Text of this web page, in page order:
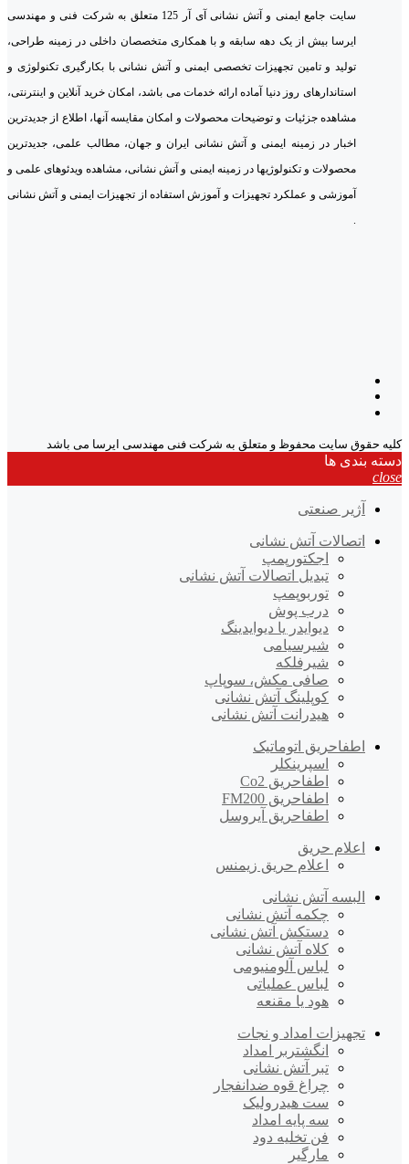
سایت جامع ایمنی و آتش نشانی آی آر 125 متعلق به شرکت فنی و مهندسی
ایرسا بیش از یک دهه سابقه و با همکاری متخصصان داخلی در زمینه طراحی،
تولید و تامین تجهیزات تخصصی ایمنی و آتش نشانی با بکارگیری تکنولوژی و
استاندارهای روز دنیا آماده ارائه خدمات می باشد، امکان خرید آنلاین و اینترنتی،
مشاهده جزئیات و توضیحات محصولات و امکان مقایسه آنها، اطلاع از جدیدترین
اخبار در زمینه ایمنی و آتش نشانی ایران و جهان، مطالب علمی، جدیدترین
محصولات و تکنولوژیها در زمینه ایمنی و آتش نشانی، مشاهده ویدئوهای علمی و
آموزشی و عملکرد تجهیزات و آموزش استفاده از تجهیزات ایمنی و آتش نشانی
.
کلیه حقوق سایت محفوظ و متعلق به شرکت فنی مهندسی ایرسا می باشد
دسته بندی ها
close
آژیر صنعتی
اتصالات آتش نشانی
اجکتورپمپ
تبدیل اتصالات آتش نشانی
توربوپمپ
درب پوش
دیوایدر یا دیوایدینگ
شیرسیامی
شیرفلکه
صافی مکش، سوپاپ
کوپلینگ آتش نشانی
هیدرانت آتش نشانی
اطفاحریق اتوماتیک
اسپرینکلر
اطفاحریق Co2
اطفاحریق FM200
اطفاحریق آیروسل
اعلام حریق
اعلام حریق زیمنس
البسه آتش نشانی
چکمه آتش نشانی
دستکش آتش نشانی
کلاه آتش نشانی
لباس آلومنیومی
لباس عملیاتی
هود یا مقنعه
تجهیزات امداد و نجات
انگشتربر امداد
تبر آتش نشانی
چراغ قوه ضدانفجار
ست هیدرولیک
سه پایه امداد
فن تخلیه دود
مارگیر